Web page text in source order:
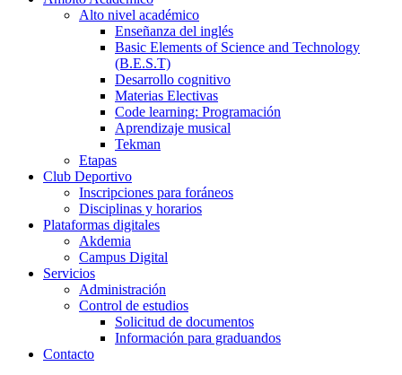
Alto nivel académico
Enseñanza del inglés
Basic Elements of Science and Technology
(B.E.S.T)
Desarrollo cognitivo
Materias Electivas
Code learning: Programación
Aprendizaje musical
Tekman
Etapas
Club Deportivo
Inscripciones para foráneos
Disciplinas y horarios
Plataformas digitales
Akdemia
Campus Digital
Servicios
Administración
Control de estudios
Solicitud de documentos
Información para graduandos
Contacto